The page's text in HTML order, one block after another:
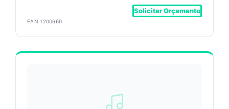
Solicitar Orçamento
EAN 1200660